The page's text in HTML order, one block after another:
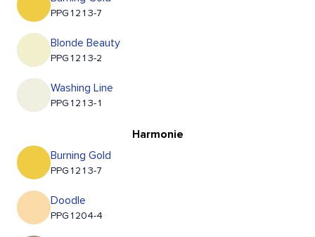
PPG1213-7
Blonde Beauty
PPG1213-2
Washing Line
PPG1213-1
Harmonie
Burning Gold
PPG1213-7
Doodle
PPG1204-4